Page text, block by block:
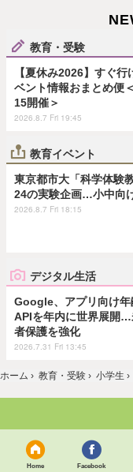
教育・受験
【夏休み2026】すぐ行
ベント情報おまとめ便
15開催＞
2026.8.7 Fri 19:45
教育イベント
東京都市大「科学体験
24の実験企画…小中向
2026.8.7 Fri 18:15
デジタル生活
Google、アプリ向け年
APIを年内に世界展開…
者保護を強化
2026.7.31 Fri 13:45
ホーム › 教育・受験 › 小学生 ›
Home Facebook